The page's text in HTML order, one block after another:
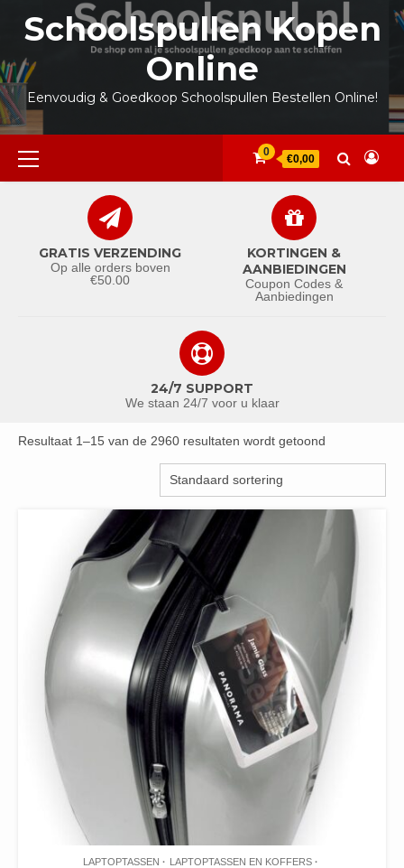
inhoud
Schoolspullen Kopen
Online
Eenvoudig & Goedkoop Schoolspullen Bestellen Online!
Primair
menu
0
€0,00
GRATIS VERZENDING
Op alle orders boven
€50.00
KORTINGEN &
AANBIEDINGEN
Coupon Codes &
Aanbiedingen
24/7 SUPPORT
We staan 24/7 voor u klaar
Resultaat 1–15 van de 2960 resultaten wordt getoond
LAPTOPTASSEN
LAPTOPTASSEN EN KOFFERS